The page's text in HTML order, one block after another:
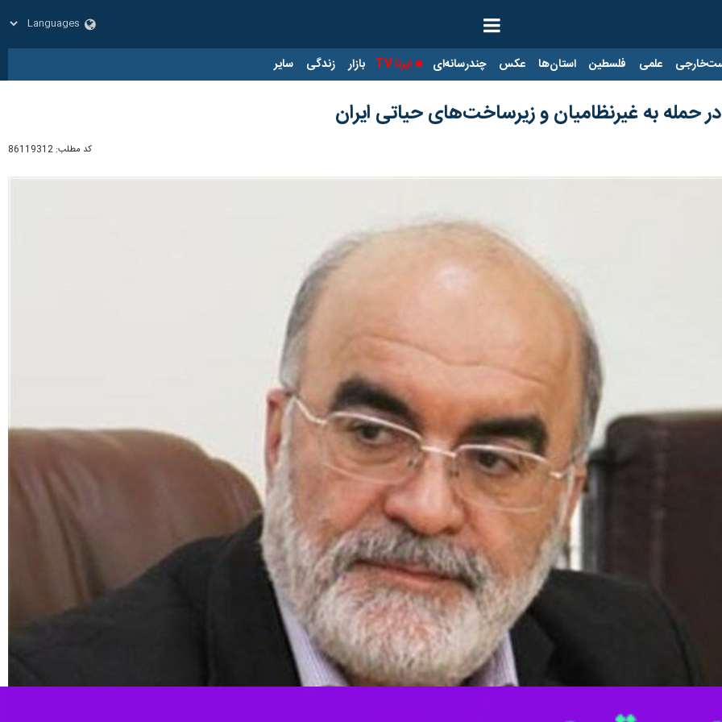
علمی فلسطین استان‌ها عکس چندرسانه‌ای ایرنا TV بازار زندگی سایر
به غیرنظامیان و زیرساخت‌های حیاتی ایران
کد مطلب: 86119312